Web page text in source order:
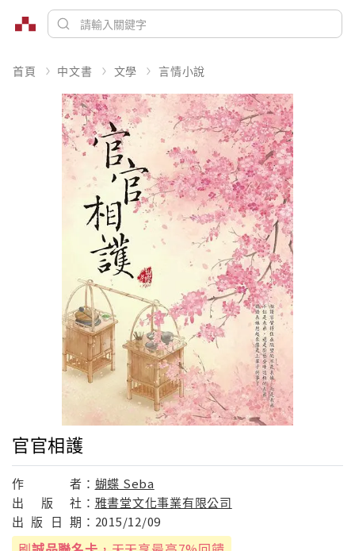
首頁 中文書 文學 言情小說
官官相護
作 者： 蝴蝶 Seba
出
版 社： 雅書堂文化事業有限公司
出 版 日 期： 2015/12/09